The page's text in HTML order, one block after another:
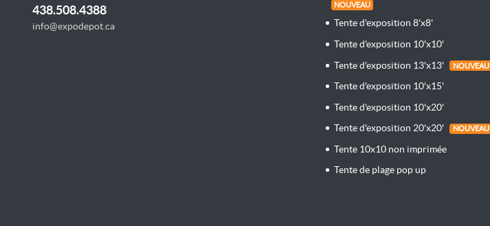
438.508.4388
info@expodepot.ca
NOUVEAU
Tente d'exposition 8'x8'
Tente d'exposition 10'x10'
Tente d'exposition 13'x13'
NOUVEAU
Tente d'exposition 10'x15'
Tente d'exposition 10'x20'
Tente d'exposition 20'x20'
NOUVEAU
Tente 10x10 non imprimée
Tente de plage pop up